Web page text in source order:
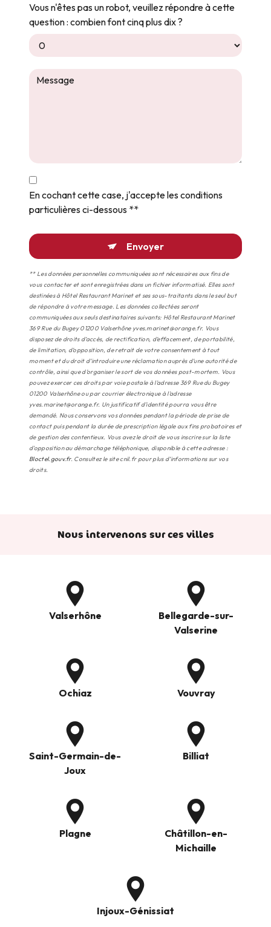
Vous n'êtes pas un robot, veuillez répondre à cette
question : combien font cinq plus dix ?
En cochant cette case, j'accepte les conditions
particulières ci-dessous **
Envoyer
** Les données personnelles communiquées sont nécessaires aux fins de
vous contacter et sont enregistrées dans un fichier informatisé. Elles sont
destinées à Hôtel Restaurant Marinet et ses sous-traitants dans le seul but
de répondre à votre message. Les données collectées seront
communiquées aux seuls destinataires suivants: Hôtel Restaurant Marinet
369 Rue du Bugey 01200 Valserhône yves.marinet@orange.fr. Vous
disposez de droits d’accès, de rectification, d’effacement, de portabilité,
de limitation, d’opposition, de retrait de votre consentement à tout
moment et du droit d’introduire une réclamation auprès d’une autorité de
contrôle, ainsi que d’organiser le sort de vos données post-mortem. Vous
pouvez exercer ces droits par voie postale à l'adresse 369 Rue du Bugey
01200 Valserhône ou par courrier électronique à l'adresse
yves.marinet@orange.fr. Un justificatif d'identité pourra vous être
demandé. Nous conservons vos données pendant la période de prise de
contact puis pendant la durée de prescription légale aux fins probatoires et
de gestion des contentieux. Vous avez le droit de vous inscrire sur la liste
d'opposition au démarchage téléphonique, disponible à cette adresse :
Bloctel.gouv.fr. Consultez le site cnil.fr pour plus d’informations sur vos
droits.
Nous intervenons sur ces villes
Valserhône
Bellegarde-sur-
Valserine
Ochiaz Vouvray
Saint-Germain-de-
Joux
Billiat
Plagne
Châtillon-en-
Michaille
Injoux-Génissiat